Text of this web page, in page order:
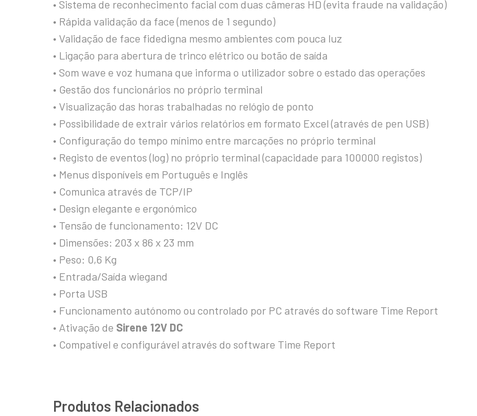
• Sistema de reconhecimento facial com duas câmeras HD (evita fraude na validação)
• Rápida validação da face (menos de 1 segundo)
• Validação de face fidedigna mesmo ambientes com pouca luz
• Ligação para abertura de trinco elétrico ou botão de saída
• Som wave e voz humana que informa o utilizador sobre o estado das operações
• Gestão dos funcionários no próprio terminal
• Visualização das horas trabalhadas no relógio de ponto
• Possibilidade de extrair vários relatórios em formato Excel (através de pen USB)
• Configuração do tempo mínimo entre marcações no próprio terminal
• Registo de eventos (log) no próprio terminal (capacidade para 100000 registos)
• Menus disponíveis em Português e Inglês
• Comunica através de TCP/IP
• Design elegante e ergonómico
• Tensão de funcionamento: 12V DC
• Dimensões: 203 x 86 x 23 mm
• Peso: 0,6 Kg
• Entrada/Saída wiegand
• Porta USB
• Funcionamento autónomo ou controlado por PC através do software Time Report
• Ativação de Sirene 12V DC
• Compatível e configurável através do software Time Report
Produtos Relacionados